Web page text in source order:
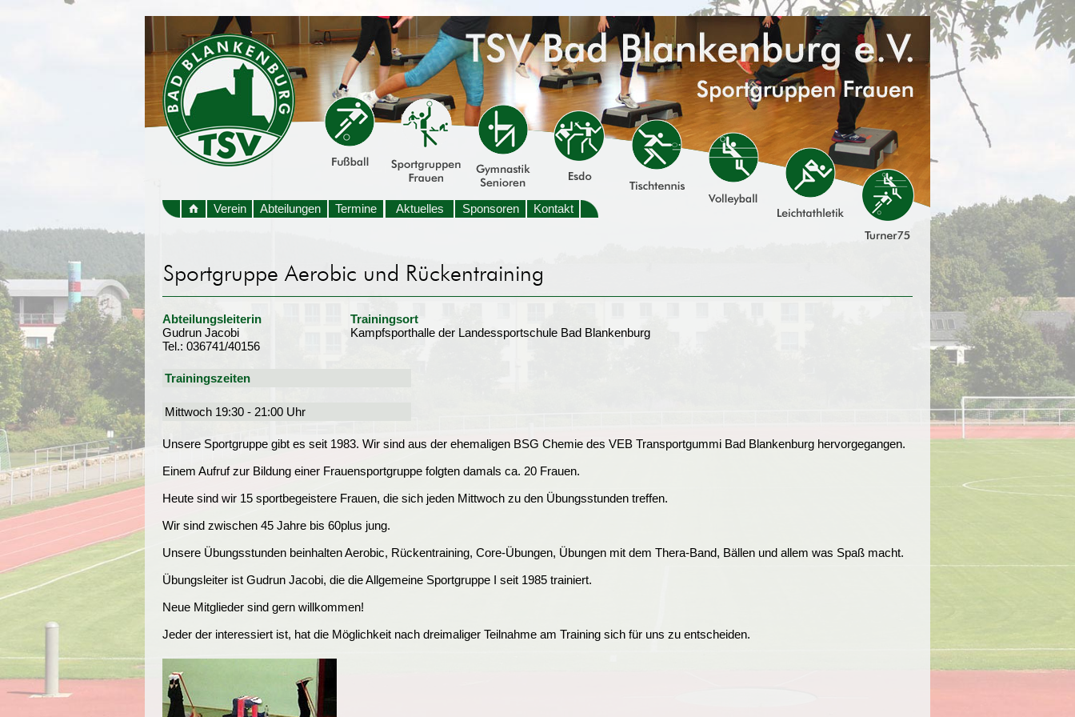
Verein Abteilungen Termine Aktuelles Sponsoren Kontakt
Abteilungsleiterin
Gudrun Jacobi
Tel.: 036741/40156
Trainingsort
Kampfsporthalle der Landessportschule Bad Blankenburg
Trainingszeiten
Mittwoch 19:30 - 21:00 Uhr
Unsere Sportgruppe gibt es seit 1983. Wir sind aus der ehemaligen BSG Chemie des VEB Transportgummi Bad Blankenburg hervorgegangen.
Einem Aufruf zur Bildung einer Frauensportgruppe folgten damals ca. 20 Frauen.
Heute sind wir 15 sportbegeistere Frauen, die sich jeden Mittwoch zu den Übungsstunden treffen.
Wir sind zwischen 45 Jahre bis 60plus jung.
Unsere Übungsstunden beinhalten Aerobic, Rückentraining, Core-Übungen, Übungen mit dem Thera-Band, Bällen und allem was Spaß macht.
Übungsleiter ist Gudrun Jacobi, die die Allgemeine Sportgruppe I seit 1985 trainiert.
Neue Mitglieder sind gern willkommen!
Jeder der interessiert ist, hat die Möglichkeit nach dreimaliger Teilnahme am Training sich für uns zu entscheiden.